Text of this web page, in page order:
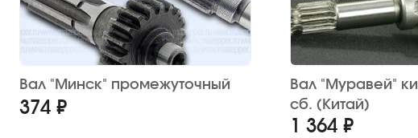
Вал "Минск" промежуточный
374 ₽
Вал "Муравей"
сб. (Китай)
1 364 ₽